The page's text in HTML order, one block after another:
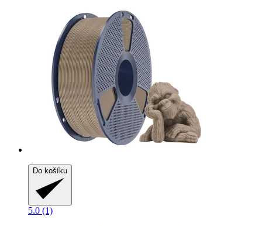
Do košíku
5.0 (1)